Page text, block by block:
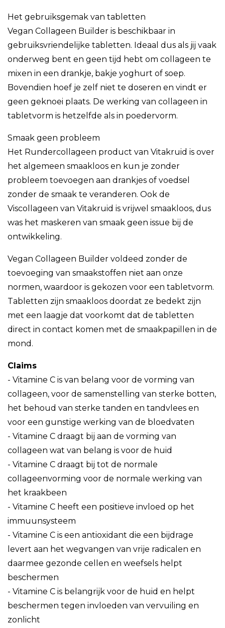
Het gebruiksgemak van tabletten
Vegan Collageen Builder is beschikbaar in
gebruiksvriendelijke tabletten. Ideaal dus als jij vaak
onderweg bent en geen tijd hebt om collageen te
mixen in een drankje, bakje yoghurt of soep.
Bovendien hoef je zelf niet te doseren en vindt er
geen geknoei plaats. De werking van collageen in
tabletvorm is hetzelfde als in poedervorm.
Smaak geen probleem
Het Rundercollageen product van Vitakruid is over
het algemeen smaakloos en kun je zonder
probleem toevoegen aan drankjes of voedsel
zonder de smaak te veranderen. Ook de
Viscollageen van Vitakruid is vrijwel smaakloos, dus
was het maskeren van smaak geen issue bij de
ontwikkeling.
Vegan Collageen Builder voldeed zonder de
toevoeging van smaakstoffen niet aan onze
normen, waardoor is gekozen voor een tabletvorm.
Tabletten zijn smaakloos doordat ze bedekt zijn
met een laagje dat voorkomt dat de tabletten
direct in contact komen met de smaakpapillen in de
mond.
Claims
- Vitamine C is van belang voor de vorming van
collageen, voor de samenstelling van sterke botten,
het behoud van sterke tanden en tandvlees en
voor een gunstige werking van de bloedvaten
- Vitamine C draagt bij aan de vorming van
collageen wat van belang is voor de huid
- Vitamine C draagt bij tot de normale
collageenvorming voor de normale werking van
het kraakbeen
- Vitamine C heeft een positieve invloed op het
immuunsysteem
- Vitamine C is een antioxidant die een bijdrage
levert aan het wegvangen van vrije radicalen en
daarmee gezonde cellen en weefsels helpt
beschermen
- Vitamine C is belangrijk voor de huid en helpt
beschermen tegen invloeden van vervuiling en
zonlicht